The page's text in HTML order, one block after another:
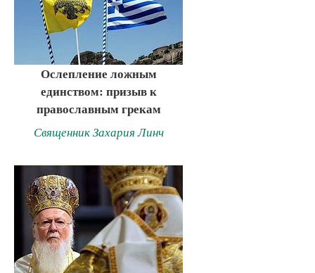
Ослепление ложным
единством: призыв к
православным грекам
Священник Захария Линч